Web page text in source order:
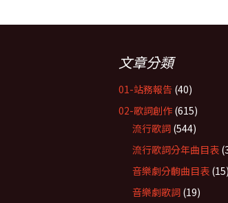
文章分類
01-站務報告 (40)
02-歌詞創作 (615)
流行歌詞 (544)
流行歌詞分年曲目表
音樂劇分齣曲目表 (15)
音樂劇歌詞 (19)